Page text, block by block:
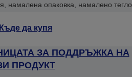
намалена опаковка, намалено тегло
да купя
ЗА ПОДДРЪЖКА НА
ПРОДУКТ